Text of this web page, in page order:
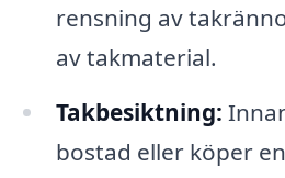
rensning av
av takmaterial.
Takbesiktning:
bostad eller köper